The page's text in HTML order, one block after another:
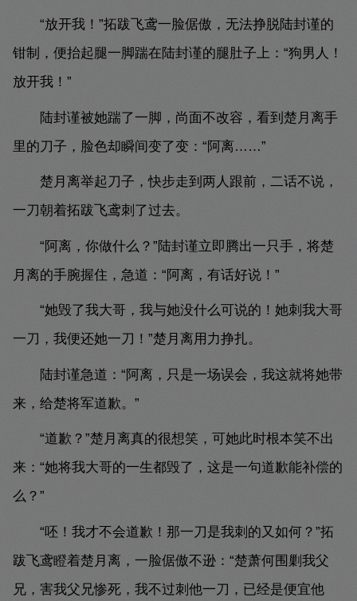
“放开我！”拓跋飞鸢一脸倨傲，无法挣脱陆封谨的
钳制，便抬起腿一脚踹在陆封谨的腿肚子上：“狗男人！
放开我！”
陆封谨被她踹了一脚，尚面不改容，看到楚月离手
里的刀子，脸色却瞬间变了变：“阿离……”
楚月离举起刀子，快步走到两人跟前，二话不说，
一刀朝着拓跋飞鸢刺了过去。
“阿离，你做什么？”陆封谨立即腾出一只手，将楚
月离的手腕握住，急道：“阿离，有话好说！”
“她毁了我大哥，我与她没什么可说的！她刺我大哥
一刀，我便还她一刀！”楚月离用力挣扎。
陆封谨急道：“阿离，只是一场误会，我这就将她带
来，给楚将军道歉。”
“道歉？”楚月离真的很想笑，可她此时根本笑不出
来：“她将我大哥的一生都毁了，这是一句道歉能补偿的
么？”
“呸！我才不会道歉！那一刀是我刺的又如何？”拓
跋飞鸢瞪着楚月离，一脸倨傲不逊：“楚萧何围剿我父
兄，害我父兄惨死，我不过刺他一刀，已经是便宜他